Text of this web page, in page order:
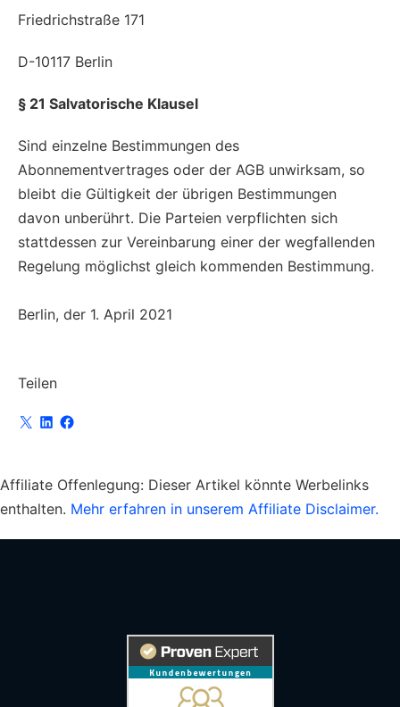
Friedrichstraße 171
D-10117 Berlin
§ 21 Salvatorische Klausel
Sind einzelne Bestimmungen des
Abonnementvertrages oder der AGB unwirksam, so
bleibt die Gültigkeit der übrigen Bestimmungen
davon unberührt. Die Parteien verpflichten sich
stattdessen zur Vereinbarung einer der wegfallenden
Regelung möglichst gleich kommenden Bestimmung.
Berlin, der 1. April 2021
Teilen
Affiliate Offenlegung: Dieser Artikel könnte Werbelinks
enthalten. Mehr erfahren in unserem Affiliate Disclaimer.